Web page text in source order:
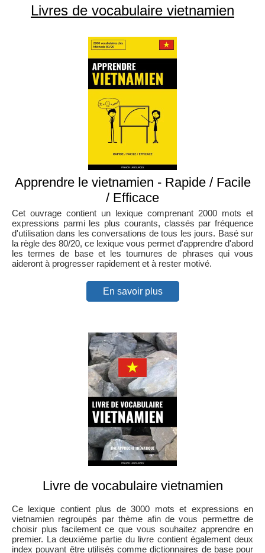
Livres de vocabulaire vietnamien
Apprendre le vietnamien - Rapide / Facile
/ Efficace
Cet ouvrage contient un lexique comprenant 2000 mots et
expressions parmi les plus courants, classés par fréquence
d'utilisation dans les conversations de tous les jours. Basé sur
la règle des 80/20, ce lexique vous permet d'apprendre d'abord
les termes de base et les tournures de phrases qui vous
aideront à progresser rapidement et à rester motivé.
En savoir plus
Livre de vocabulaire vietnamien
Ce lexique contient plus de 3000 mots et expressions en
vietnamien regroupés par thème afin de vous permettre de
choisir plus facilement ce que vous souhaitez apprendre en
premier. La deuxième partie du livre contient également deux
index pouvant être utilisés comme dictionnaires de base pour